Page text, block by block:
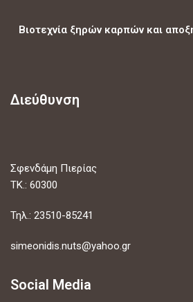
Βιοτεχνία ξηρών καρπών και
Διεύθυνση
Σφενδάμη Πιερίας
ΤΚ.: 60300
Τηλ.: 23510-85241
simeonidis.nuts@yahoo.gr
Social Media